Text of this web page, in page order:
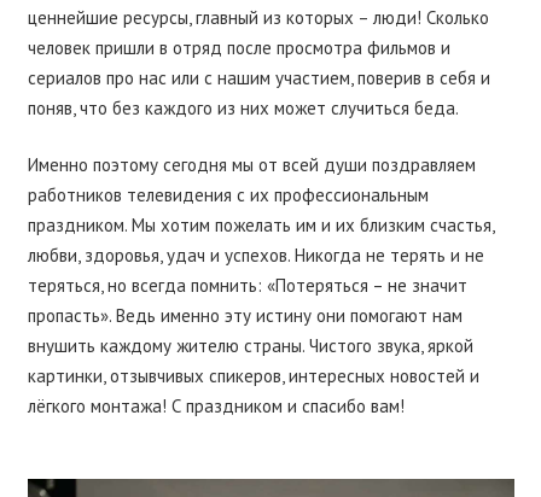
ценнейшие ресурсы, главный из которых – люди! Сколько
человек пришли в отряд после просмотра фильмов и
сериалов про нас или с нашим участием, поверив в себя и
поняв, что без каждого из них может случиться беда.
Именно поэтому сегодня мы от всей души поздравляем
работников телевидения с их профессиональным
праздником. Мы хотим пожелать им и их близким счастья,
любви, здоровья, удач и успехов. Никогда не терять и не
теряться, но всегда помнить: «Потеряться – не значит
пропасть». Ведь именно эту истину они помогают нам
внушить каждому жителю страны. Чистого звука, яркой
картинки, отзывчивых спикеров, интересных новостей и
лёгкого монтажа! С праздником и спасибо вам!